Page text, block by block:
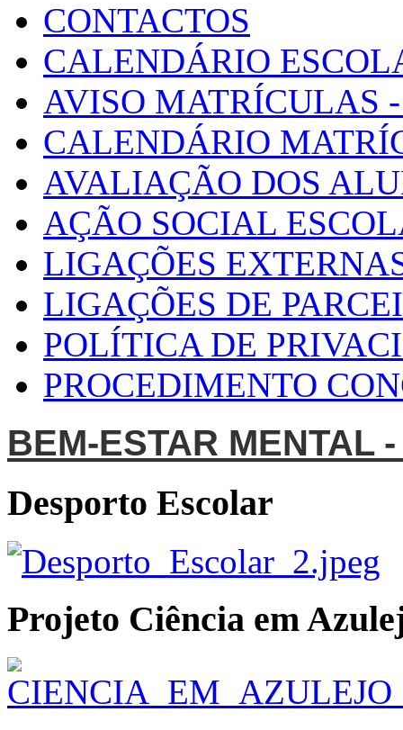
CONTACTOS
CALENDÁRIO
AVISO MATRÍCULAS
CALENDÁRIO
AVALIAÇÃO DOS
AÇÃO SOCIAL
LIGAÇÕES
LIGAÇÕES DE
POLÍTICA DE
PROCEDIMENTO
BEM-ESTAR MENTAL
Desporto Escolar
Projeto Ciência em